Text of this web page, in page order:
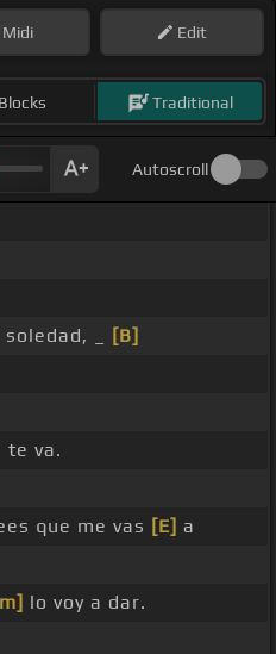
Midi Edit
Blocks Traditional
Autoscroll
soledad, _
[B]
te va.
que me vas [E] a
lo voy a dar.